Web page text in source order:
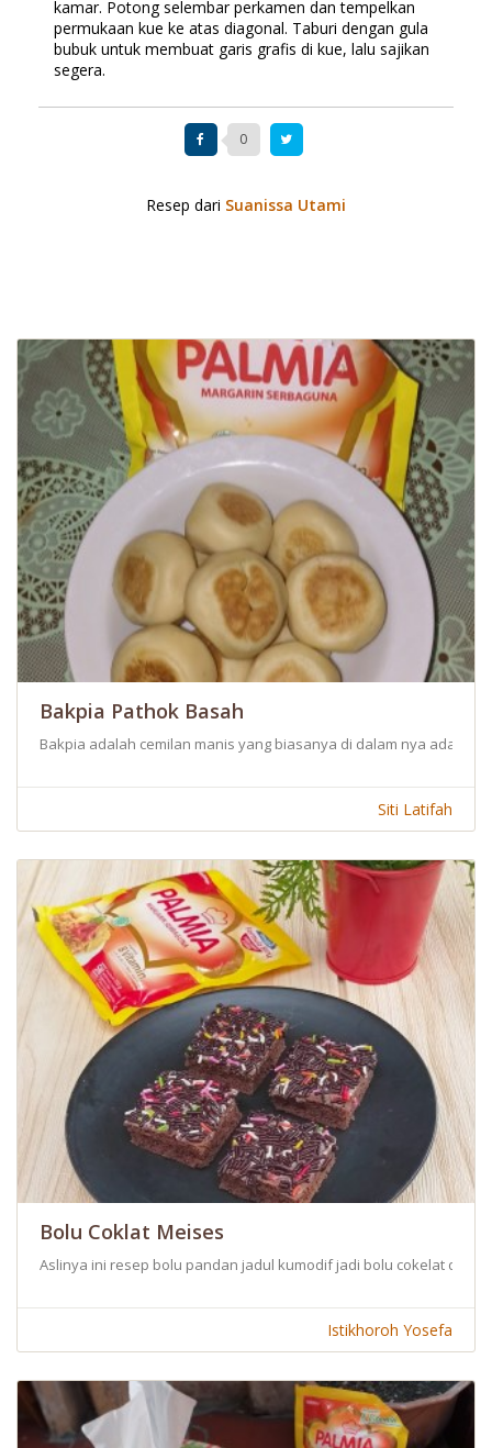
kamar. Potong selembar perkamen dan tempelkan
permukaan kue ke atas diagonal. Taburi dengan gula
bubuk untuk membuat garis grafis di kue, lalu sajikan
segera.
0
Resep dari Suanissa Utami
Bakpia Pathok Basah
Bakpia adalah cemilan manis yang biasanya di dalam nya ada
Siti Latifah
Bolu Coklat Meises
Aslinya ini resep bolu pandan jadul kumodif jadi bolu cokelat
Istikhoroh Yosefa